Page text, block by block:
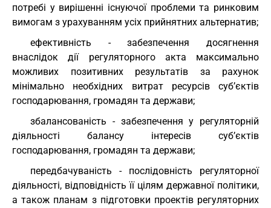
потребі у вирішенні існуючої проблеми та ринковим
вимогам з урахуванням усіх прийнятних альтернатив;
ефективність - забезпечення досягнення
внаслідок дії регуляторного акта максимально
можливих позитивних результатів за рахунок
мінімально необхідних витрат ресурсів суб’єктів
господарювання, громадян та держави;
збалансованість - забезпечення у регуляторній
діяльності балансу інтересів суб’єктів
господарювання, громадян та держави;
передбачуваність - послідовність регуляторної
діяльності, відповідність її цілям державної політики,
а також планам з підготовки проектів регуляторних